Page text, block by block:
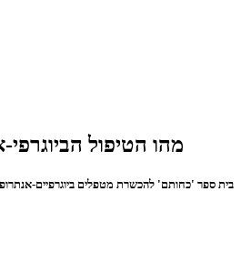
מהו הטיפול
בית ספר 'כחותם' להכשרת מטפלים ביוגרפיים-